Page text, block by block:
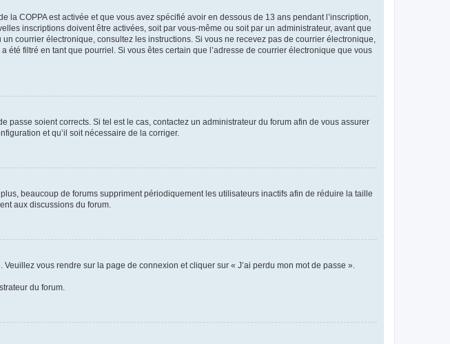
COPPA est activée et que vous avez spécifié avoir en dessous de 13 ans pendant l’inscription,
inscriptions doivent être activées, soit par vous-même ou soit par un administrateur, avant que
courrier électronique, consultez les instructions. Si vous ne recevez pas de courrier électronique,
filtré en tant que pourriel. Si vous êtes certain que l’adresse de courrier électronique que vous
passe soient corrects. Si tel est le cas, contactez un administrateur du forum afin de vous assurer
et qu’il soit nécessaire de la corriger.
beaucoup de forums suppriment périodiquement les utilisateurs inactifs afin de réduire la taille
aux discussions du forum.
vous rendre sur la page de connexion et cliquer sur « J’ai perdu mon mot de passe ».
du forum.